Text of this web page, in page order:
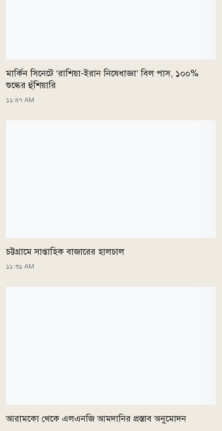
মার্কিন সিনেটে ‘রাশিয়া-ইরান নিষেধাজ্ঞা’ বিল পাস, ১০০%
শুল্কের হুঁশিয়ারি
১১:৪৭ AM
চট্টগ্রামে সাপ্তাহিক বাজারের হালচাল
১১:৩১ AM
আরামকো থেকে এলএনজি আমদানির প্রস্তাব অনুমোদন